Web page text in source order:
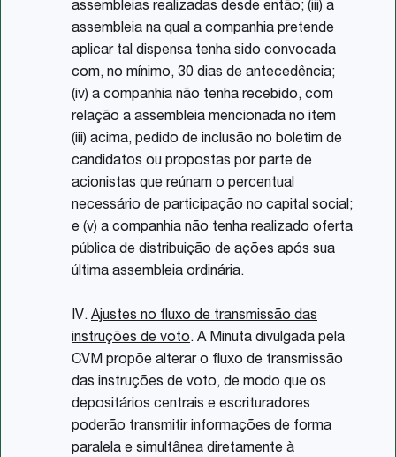
assembleias realizadas desde então; (iii) a
assembleia na qual a companhia pretende
aplicar tal dispensa tenha sido convocada
com, no mínimo, 30 dias de antecedência;
(iv) a companhia não tenha recebido, com
relação a assembleia mencionada no item
(iii) acima, pedido de inclusão no boletim de
candidatos ou propostas por parte de
acionistas que reúnam o percentual
necessário de participação no capital social;
e (v) a companhia não tenha realizado oferta
pública de distribuição de ações após sua
última assembleia ordinária.
IV. Ajustes no fluxo de transmissão das
instruções de voto. A Minuta divulgada pela
CVM propõe alterar o fluxo de transmissão
das instruções de voto, de modo que os
depositários centrais e escrituradores
poderão transmitir informações de forma
paralela e simultânea diretamente à